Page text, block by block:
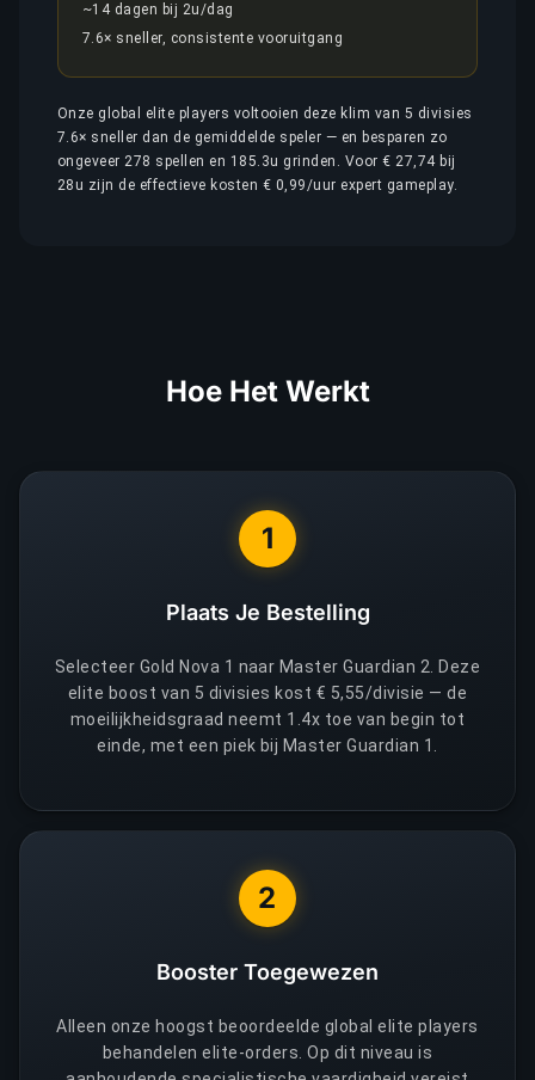
~14 dagen bij 2u/dag
7.6× sneller, consistente vooruitgang
Onze global elite players voltooien deze klim van 5 divisies
7.6× sneller dan de gemiddelde speler — en besparen zo
ongeveer 278 spellen en 185.3u grinden. Voor € 27,74 bij
28u zijn de effectieve kosten € 0,99/uur expert gameplay.
Hoe Het Werkt
1
Plaats Je Bestelling
Selecteer Gold Nova 1 naar Master Guardian 2. Deze
elite boost van 5 divisies kost € 5,55/divisie — de
moeilijkheidsgraad neemt 1.4x toe van begin tot
einde, met een piek bij Master Guardian 1.
2
Booster Toegewezen
Alleen onze hoogst beoordeelde global elite players
behandelen elite-orders. Op dit niveau is